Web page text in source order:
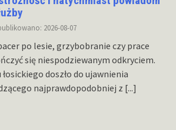
2026-08-07
po lesie, grzybobranie czy prace
się niespodziewanym odkryciem.
doszło do ujawnienia
najprawdopodobniej z [...]